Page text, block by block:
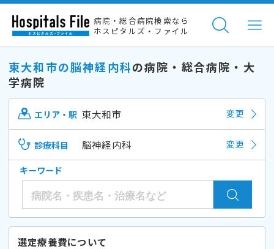
病院・総合病院検索なら
ホスピタルズ・ファイル
東大和市の脳神経内科の病院・総合病院・大
学病院
エリア・駅 東大和市 変更
診療科目 脳神経内科 変更
キーワード
選定療養費について